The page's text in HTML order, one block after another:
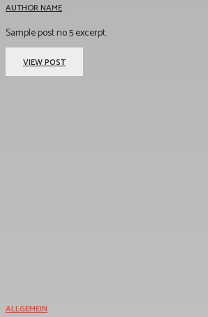
AUTHOR NAME -
Sample post no 5 excerpt.
VIEW POST
ALLGEMEIN